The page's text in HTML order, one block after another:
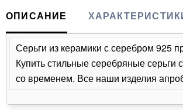
ОПИСАНИЕ
Серьги из керамики с серебром 925
Купить стильные серебряные серьги
со временем. Все наши изделия